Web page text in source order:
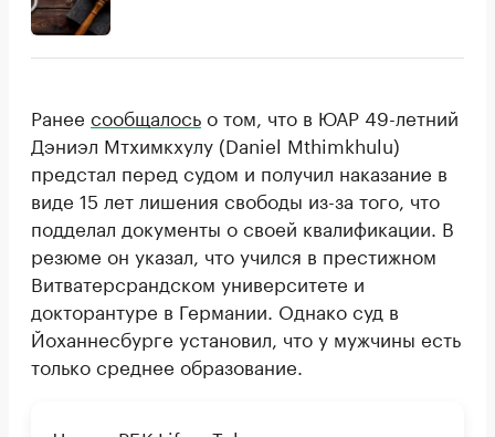
Ранее сообщалосьо том, что в ЮАР 49-летний
Дэниэл Мтхимкхулу (Daniel Mthimkhulu)
предстал перед судом и получил наказание в
виде 15 лет лишения свободы из-за того, что
подделал документы о своей квалификации. В
резюме он указал, что учился в престижном
Витватерсрандском университете и
докторантуре в Германии. Однако суд в
Йоханнесбурге установил, что у мужчины есть
только среднее образование.